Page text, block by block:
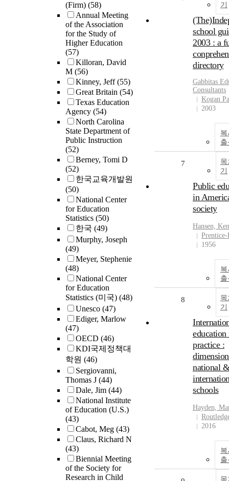
(Firm) (58)
Annual Meeting
of the Association
for the Study of
Higher Education
(57)
Killoran, David
M (56)
Kinney, Jeff(55)
Great Britain (54)
Texas Education
Agency (54)
North Carolina
State Department of
Public Instruction
(52)
Berney, Tomi D
(52)
한국교육개발원
(50)
National Center
for Education
Statistics (50)
한국 (49)
Murphy, Joseph
(49)
Meyer, Stephenie
(48)
National Center
for Education
Statistics (미국) (48)
Unesco (47)
Ediger, Marlow
(47)
OECD (46)
KDI국제정책대
학원 (46)
Sergiovanni,
Thomas J (44)
Dale, Jim (44)
National Institute
of Education (U.S.)
(43)
Cabot, Meg (43)
Claus, Richard N
(43)
Biennial Meeting
of the Society for
Research in Child
기
school
2003 : a
directory
Gabbitas
Consultants
Kogan
2003
기
7
Public
in
society
Hansen,
1956
기
8
education
practice :
national &
schools
Hayden,
2016